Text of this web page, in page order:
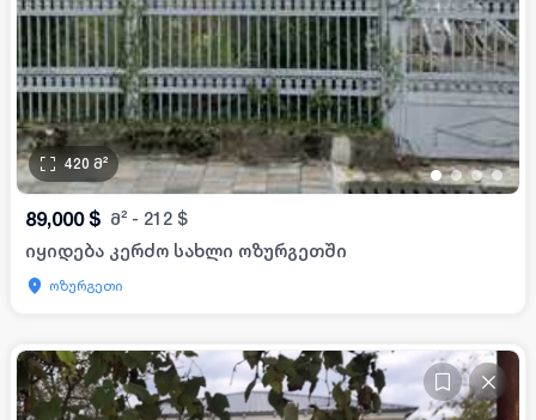
••••
420 მ²
89,000 $ მ² - 212 $
იყიდება კერძო სახლი ოზურგეთში
ოზურგეთი